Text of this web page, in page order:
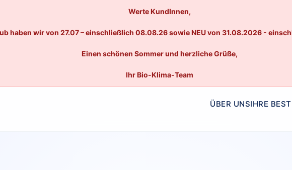
Werte KundInnen,
haben wir von 27.07 – einschließlich 08.08.26 sowie NEU von 31.08.2026 -
Einen schönen Sommer und herzliche Grüße,
Ihr Bio-Klima-Team
ÜBER UNSIHRE